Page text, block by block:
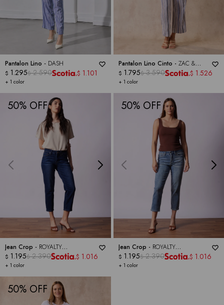
Pantalon Lino - DASH
+ 1 color
$ 1.295$ 2.590 $ 1.101
Pantalon Lino Cinto - ZAC &
RACHEL
+ 1 color
$ 1.795$ 3.590 $ 1.526
50
Jean Crop - ROYALTY
COLLECTION
+ 1 color
$ 1.195$ 2.390 $ 1.016
50
Jean Crop - ROYALTY
COLLECTION
+ 1 color
$ 1.195$ 2.390 $ 1.016
50